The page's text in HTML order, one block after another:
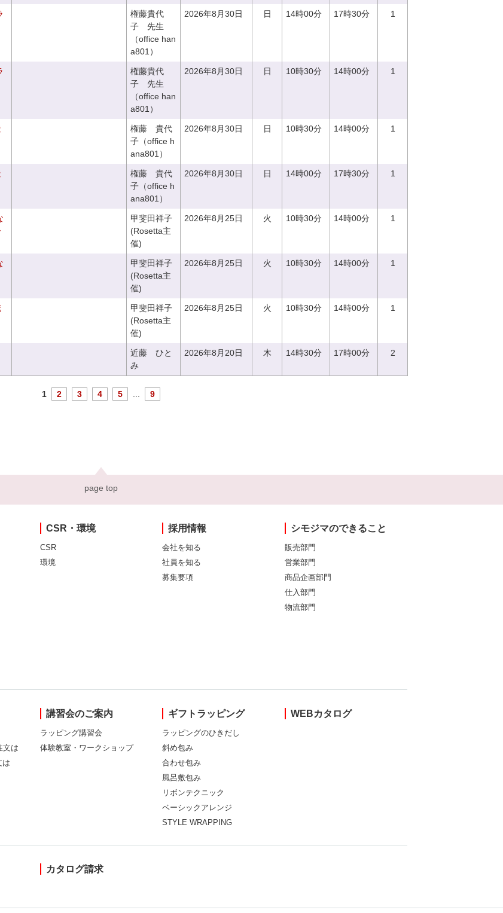
権藤貴代
子 先生
（office han
a801）
2026年8月30日 日 14時00分 17時30分 1
権藤貴代
子 先生
（office han
a801）
2026年8月30日 日 10時30分 14時00分 1
権藤 貴代
子（office h
ana801）
2026年8月30日 日 10時30分 14時00分 1
権藤 貴代
子（office h
ana801）
2026年8月30日 日 14時00分 17時30分 1
甲斐田祥子
(Rosetta主
催)
2026年8月25日 火 10時30分 14時00分 1
甲斐田祥子
(Rosetta主
催)
2026年8月25日 火 10時30分 14時00分 1
甲斐田祥子
(Rosetta主
催)
2026年8月25日 火 10時30分 14時00分 1
近藤 ひと
み
2026年8月20日 木 14時30分 17時00分 2
1 2 3 4 5 9
page top
CSR・環境
CSR
環境
採用情報
会社を知る
社員を知る
募集要項
シモジマのできること
販売部門
営業部門
商品企画部門
仕入部門
物流部門
文は
は
講習会のご案内
ラッピング講習会
体験教室・ワークショップ
ギフトラッピング
ラッピングのひきだし
斜め包み
合わせ包み
風呂敷包み
リボンテクニック
ベーシックアレンジ
STYLE WRAPPING
WEBカタログ
カタログ請求